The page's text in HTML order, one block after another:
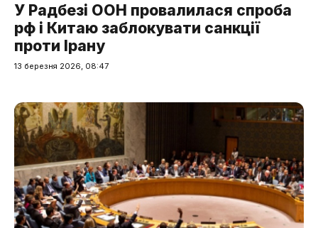
У Радбезі ООН провалилася спроба
рф і Китаю заблокувати санкції
проти Ірану
13 березня 2026, 08:47